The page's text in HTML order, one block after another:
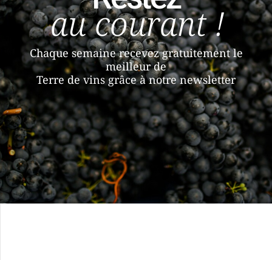
au courant !
Chaque semaine recevez gratuitement le
meilleur de
Terre de vins grâce à notre newsletter